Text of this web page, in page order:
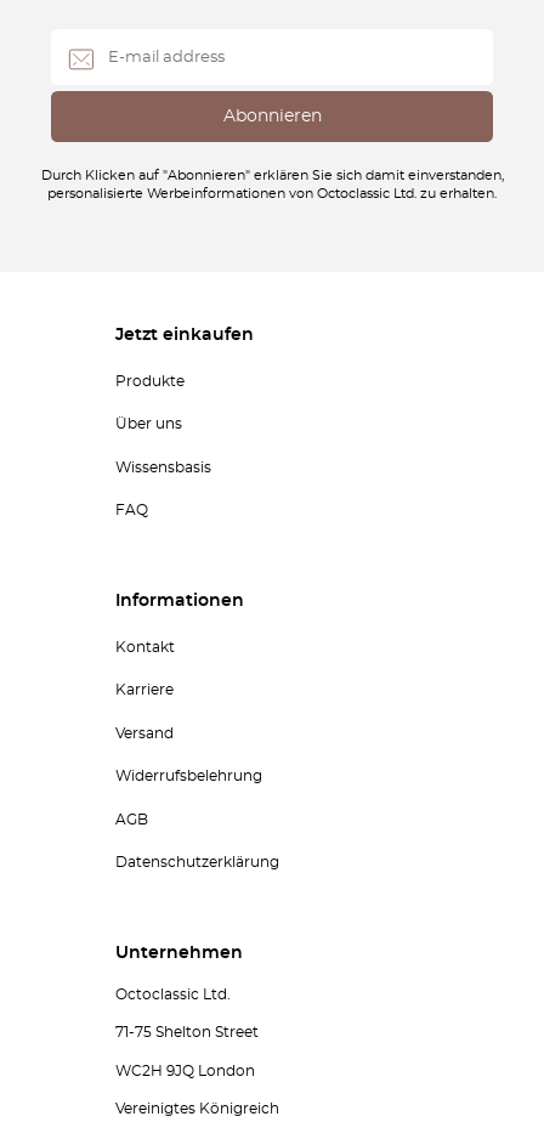
Durch Klicken auf "Abonnieren" erklären Sie sich damit einverstanden,
personalisierte Werbeinformationen von Octoclassic Ltd. zu erhalten.
Jetzt einkaufen
Produkte
Über uns
Wissensbasis
FAQ
Informationen
Kontakt
Karriere
Versand
Widerrufsbelehrung
AGB
Datenschutzerklärung
Unternehmen
Octoclassic Ltd.
71-75 Shelton Street
WC2H 9JQ London
Vereinigtes Königreich